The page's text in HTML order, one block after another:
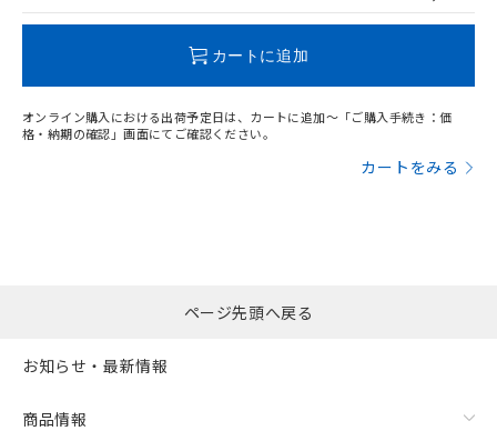
カートに追加
オンライン購入における出荷予定日は、カートに追加～「ご購入手続き：価
格・納期の確認」画面にてご確認ください。
カートをみる
ページ先頭へ戻る
お知らせ・最新情報
商品情報